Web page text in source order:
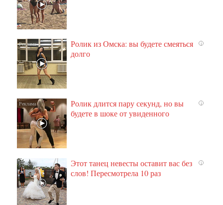
i
Ролик из Омска: вы будете смеяться
долго
i
Ролик длится пару секунд, но вы
будете в шоке от увиденного
i
Этот танец невесты оставит вас без
слов! Пересмотрела 10 раз